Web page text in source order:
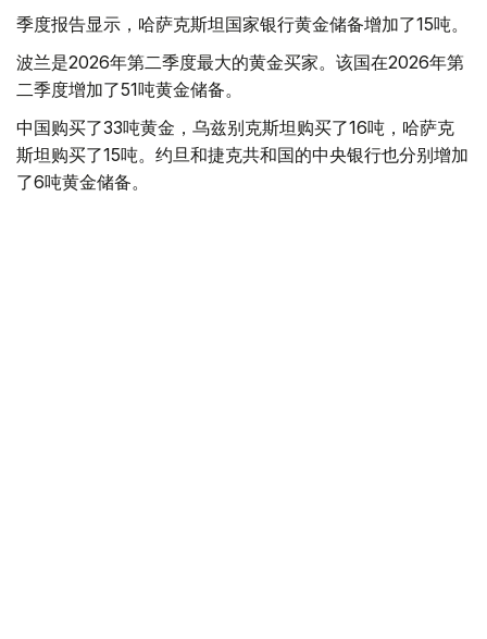
季度报告显示，哈萨克斯坦国家银行黄金储备增加了15吨。
波兰是2026年第二季度最大的黄金买家。该国在2026年第
二季度增加了51吨黄金储备。
中国购买了33吨黄金，乌兹别克斯坦购买了16吨，哈萨克
斯坦购买了15吨。约旦和捷克共和国的中央银行也分别增加
了6吨黄金储备。